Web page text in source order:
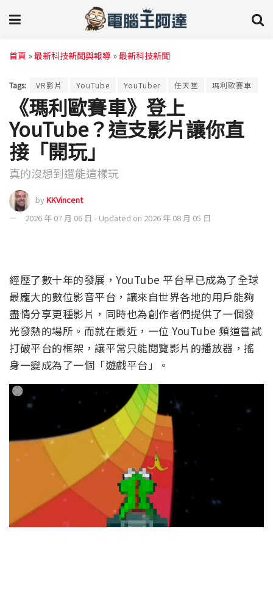
首頁 »最新科技新聞與報導 »最新科技新聞
Tags: VR影片 YouTube YouTuber 任天堂 瑪利歐賽車
《瑪利歐賽車》登上
YouTube？這支影片讓你直
接「開玩」
真的沒想到還能這樣玩
byKKVincent
2026 年 07 月 06 日 - Updated on 2026 年 08 月 05 日
經歷了數十年的發展，YouTube 平台早已成為了全球
最龐大的數位影音平台，讓來自世界各地的用戶能夠
盡情分享更種影片，同時也為創作者們提供了一個發
光發熱的場所。而就在最近，一位 YouTube 頻道嘗試
打破平台的框架，讓平常只能閱覽影片的播放器，搖
身一變成為了一個「遊戲平台」。